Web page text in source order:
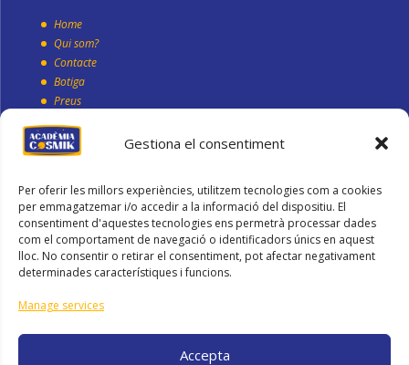
Gestiona el consentiment
Per oferir les millors experiències, utilitzem tecnologies com a cookies
per emmagatzemar i/o accedir a la informació del dispositiu. El
consentiment d'aquestes tecnologies ens permetrà processar dades
com el comportament de navegació o identificadors únics en aquest
lloc. No consentir o retirar el consentiment, pot afectar negativament
determinades característiques i funcions.
Manage services
Accepta
Home
Qui som?
Contacte
Botiga
Preus
Blog
Política de cookies
Política de Privacitat
Avís Legal
info@academiacosmik.com
648 214 313